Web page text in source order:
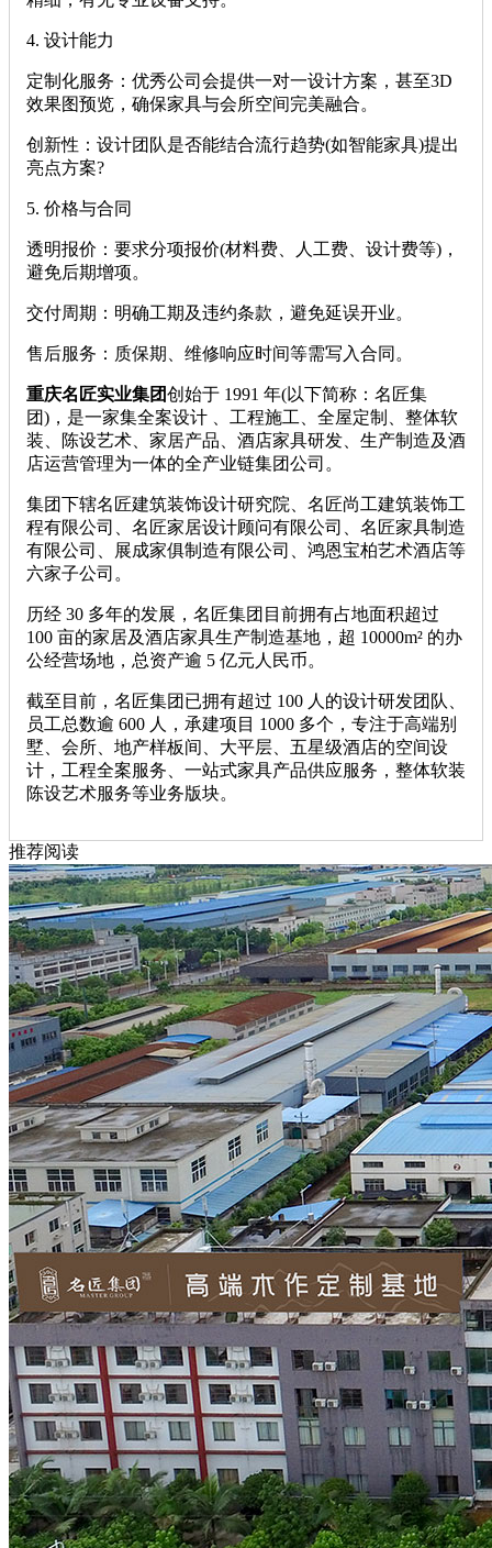
4. ‌设计能力‌
‌定制化服务‌：优秀公司会提供一对一设计方案，甚至3D
效果图预览，确保家具与会所空间完美融合。
‌创新性‌：设计团队是否能结合流行趋势(如智能家具)提出
亮点方案?
5. ‌价格与合同‌
‌透明报价‌：要求分项报价(材料费、人工费、设计费等)，
避免后期增项。
‌交付周期‌：明确工期及违约条款，避免延误开业。
‌售后服务‌：质保期、维修响应时间等需写入合同。
重庆名匠实业集团创始于 1991 年(以下简称：名匠集
团)，是一家集全案设计 、工程施工、全屋定制、整体软
装、陈设艺术、家居产品、酒店家具研发、生产制造及酒
店运营管理为一体的全产业链集团公司。
集团下辖名匠建筑装饰设计研究院、名匠尚工建筑装饰工
程有限公司、名匠家居设计顾问有限公司、名匠家具制造
有限公司、展成家俱制造有限公司、鸿恩宝柏艺术酒店等
六家子公司。
历经 30 多年的发展，名匠集团目前拥有占地面积超过
100 亩的家居及酒店家具生产制造基地，超 10000m² 的办
公经营场地，总资产逾 5 亿元人民币。
截至目前，名匠集团已拥有超过 100 人的设计研发团队、
员工总数逾 600 人，承建项目 1000 多个，专注于高端别
墅、会所、地产样板间、大平层、五星级酒店的空间设
计，工程全案服务、一站式家具产品供应服务，整体软装
陈设艺术服务等业务版块。
推荐阅读